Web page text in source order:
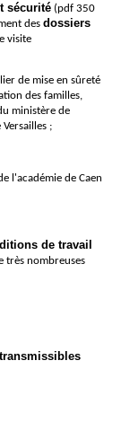
sécurité (pdf 350
desdossiers
visite
de mise en sûreté
des familles,
ministère de
Versailles ;
l'académie de Caen
de travail
très nombreuses